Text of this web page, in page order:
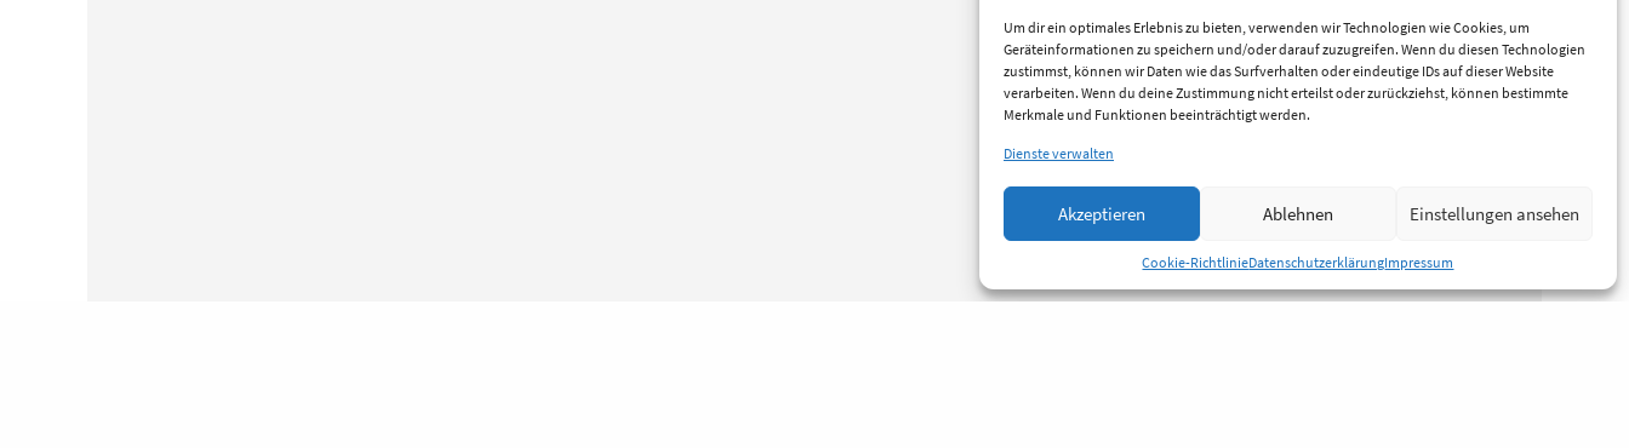
Um dir ein optimales Erlebnis zu bieten, verwenden wir Technologien wie Cookies, um
Geräteinformationen zu speichern und/oder darauf zuzugreifen. Wenn du diesen Technologien
zustimmst, können wir Daten wie das Surfverhalten oder eindeutige IDs auf dieser Website
verarbeiten. Wenn du deine Zustimmung nicht erteilst oder zurückziehst, können bestimmte
Merkmale und Funktionen beeinträchtigt werden.
Dienste verwalten
Akzeptieren Ablehnen Einstellungen ansehen
Cookie-RichtlinieDatenschutzerklärungImpressum